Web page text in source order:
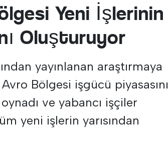
Yeni İşlerinin
Oluşturuyor
yayınlanan araştırmaya
Bölgesi işgücü piyasasını
ve yabancı işçiler
yeni işlerin yarısından